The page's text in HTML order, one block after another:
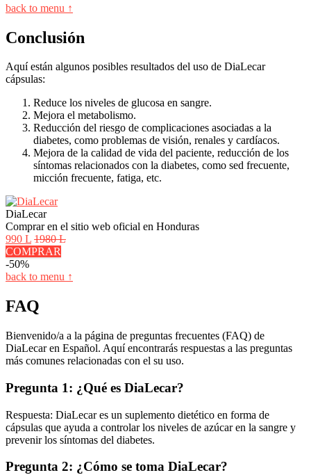
back to menu ↑
Conclusión
Aquí están algunos posibles resultados del uso de DiaLecar
cápsulas:
Reduce los niveles de glucosa en sangre.
Mejora el metabolismo.
Reducción del riesgo de complicaciones asociadas a la
diabetes, como problemas de visión, renales y cardíacos.
Mejora de la calidad de vida del paciente, reducción de los
síntomas relacionados con la diabetes, como sed frecuente,
micción frecuente, fatiga, etc.
DiaLecar
Comprar en el sitio web oficial en Honduras
990 L 1980 L
COMPRAR
-50%
back to menu ↑
FAQ
Bienvenido/a a la página de preguntas frecuentes (FAQ) de
DiaLecar en Español. Aquí encontrarás respuestas a las preguntas
más comunes relacionadas con el su uso.
Pregunta 1: ¿Qué es DiaLecar?
Respuesta: DiaLecar es un suplemento dietético en forma de
cápsulas que ayuda a controlar los niveles de azúcar en la sangre y
prevenir los síntomas del diabetes.
Pregunta 2: ¿Cómo se toma DiaLecar?